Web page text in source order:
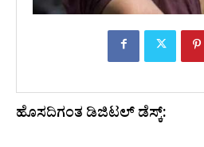
ಹೊಸದಿಗಂತ ಡಿಜಿಟಲ್‌ ಡೆಸ್ಕ್‌: